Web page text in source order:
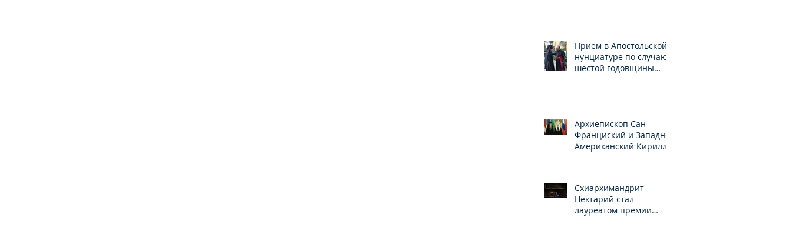
Прием в Апостольской
нунциатуре по случаю
шестой годовщины
Архиепископ Сан-
Франциский и Западно-
Американский Кирилл
Схиархимандрит
Нектарий стал
лауреатом премии